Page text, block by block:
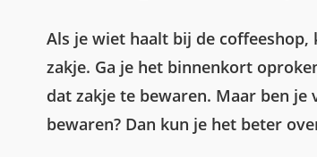
Als je wiet haalt bij de coffeeshop,
zakje. Ga je het binnenkort
dat zakje te bewaren. Maar ben
bewaren? Dan kun je het beter